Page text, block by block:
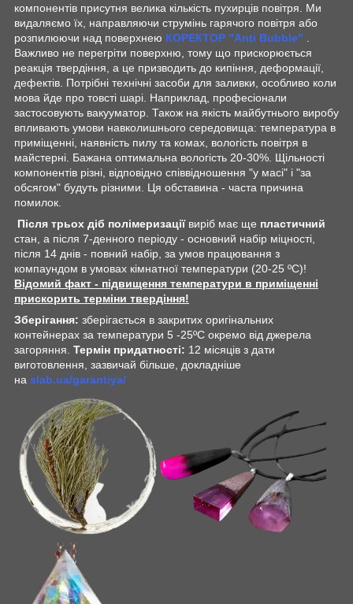
компонентів присутня велика кількість пухирців повітря. Ми
видаляємо їх, направляючи струмінь гарячого повітря або
розпилюючи над поверхнею КОРЕКТОР "Anti Bubble"
Важливо не перегріти поверхню, тому що прискорюється
реакція твердіння, а це призводить до кипіння, деформації,
дефектів. Потрібні технічні засоби для заливки, особливо коли
мова йде про товсті шарі. Наприклад, професіонали
застосовують вакууматор. Також на якість майбутнього виробу
впливають умови навколишнього середовища: температура в
приміщенні, наявність пилу та комах, вологість повітря в
майстерні. Бажана оптимальна вологість 20-30%. Щільності
компонентів різні, відповідно співвідношення "у масі" і "за
обсягом" будуть різними. Ця обставина - часта причина
помилок.
Після трьох діб полімеризації виріб має ще пластичний
стан, а після 7-денного періоду - основний набір міцності,
після 14 днів - повний набір, за умов працювання з
компаундом в умовах кімнатної температури (20-25 ºС)!
Відомий факт - підвищення температури в приміщенні
прискорить терміни твердіння!
Зберігання: зберігається в закритих оригінальних
контейнерах за температури 5 -25ºС окремо від джерела
загоряння. Термін придатності: 12 місяців з дати
виготовлення, зазвичай більше, докладніше
на slab.ua/garantiya/